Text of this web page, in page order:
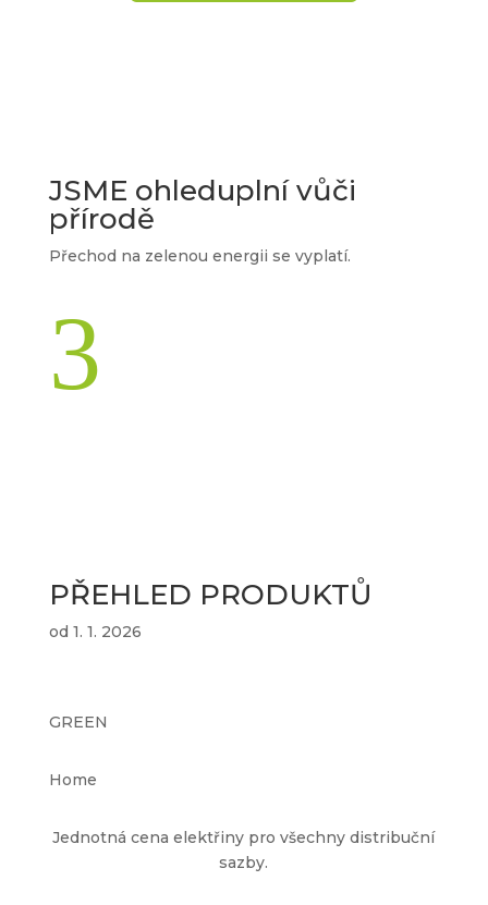
JSME ohleduplní vůči
přírodě
Přechod na zelenou energii se vyplatí.
3
PŘEHLED PRODUKTŮ
od 1. 1. 2026
GREEN
Home
Jednotná cena elektřiny pro všechny distribuční
sazby.